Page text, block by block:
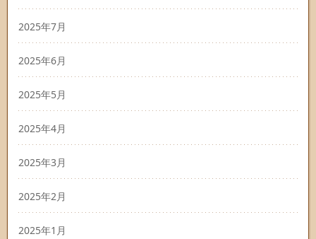
2025年7月
2025年6月
2025年5月
2025年4月
2025年3月
2025年2月
2025年1月